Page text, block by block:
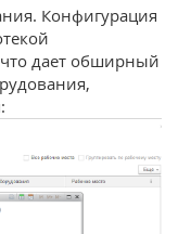
Конфигурация
дает обширный